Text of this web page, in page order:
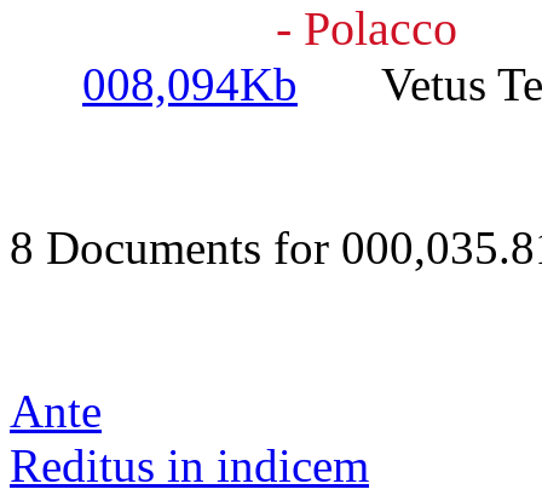
- Polacco
008,094Kb Vetus
8 Documents for
Ante
Reditus in indicem